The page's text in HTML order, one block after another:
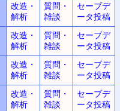
改造・
解析
質問・
雑談
セーブデ
ータ投稿
改造・
解析
質問・
雑談
セーブデ
ータ投稿
改造・
解析
質問・
雑談
セーブデ
ータ投稿
改造・
解析
質問・
雑談
セーブデ
ータ投稿